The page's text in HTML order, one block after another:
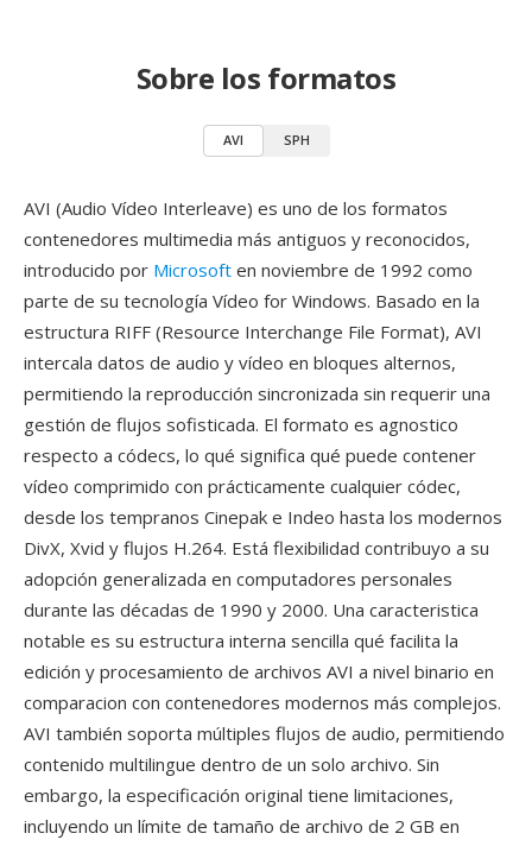
Sobre los formatos
AVI SPH
AVI (Audio Vídeo Interleave) es uno de los formatos
contenedores multimedia más antiguos y reconocidos,
introducido por Microsoft en noviembre de 1992 como
parte de su tecnología Vídeo for Windows. Basado en la
estructura RIFF (Resource Interchange File Format), AVI
intercala datos de audio y vídeo en bloques alternos,
permitiendo la reproducción sincronizada sin requerir una
gestión de flujos sofisticada. El formato es agnostico
respecto a códecs, lo qué significa qué puede contener
vídeo comprimido con prácticamente cualquier códec,
desde los tempranos Cinepak e Indeo hasta los modernos
DivX, Xvid y flujos H.264. Está flexibilidad contribuyo a su
adopción generalizada en computadores personales
durante las décadas de 1990 y 2000. Una caracteristica
notable es su estructura interna sencilla qué facilita la
edición y procesamiento de archivos AVI a nivel binario en
comparacion con contenedores modernos más complejos.
AVI también soporta múltiples flujos de audio, permitiendo
contenido multilingue dentro de un solo archivo. Sin
embargo, la especificación original tiene limitaciones,
incluyendo un límite de tamaño de archivo de 2 GB en